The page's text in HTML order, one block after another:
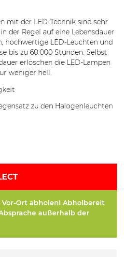
mit der LED-Technik sind sehr
der Regel auf eine Lebensdauer
hochwertige LED-Leuchten und
bis zu 60.000 Stunden. Selbst
erlöschen die LED-Lampen
weniger hell.
zu den Halogenleuchten
Ort abholen! Abholbereit
außerhalb der